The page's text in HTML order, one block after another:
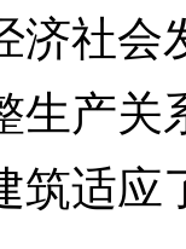
济社会
生产关
筑适应